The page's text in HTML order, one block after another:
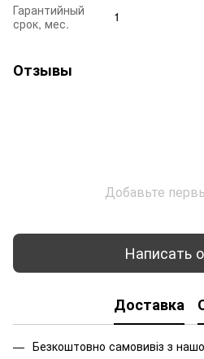
Гарантийный
срок, мес.
1
Отзывы
Добавьте
Написать
Доставка
Безкоштовно самовивіз з